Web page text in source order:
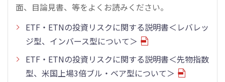
面、目論見書、等をよくお読みください。
ETF・ETNの投資リスクに関する説明書＜レバレッ
ジ型、インバース型について＞
ETF・ETNの投資リスクに関する説明書＜先物指数
型、米国上場3倍ブル・ベア型について＞